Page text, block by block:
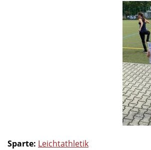
Sparte: Leichtathletik